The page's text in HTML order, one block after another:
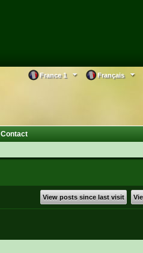
Français
France 1
Contact
View posts since last visit